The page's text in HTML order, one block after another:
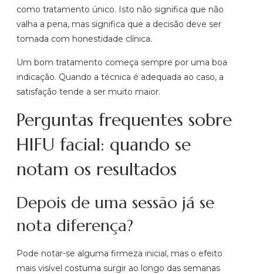
como tratamento único. Isto não significa que não
valha a pena, mas significa que a decisão deve ser
tomada com honestidade clínica.
Um bom tratamento começa sempre por uma boa
indicação. Quando a técnica é adequada ao caso, a
satisfação tende a ser muito maior.
Perguntas frequentes sobre
HIFU facial: quando se
notam os resultados
Depois de uma sessão já se
nota diferença?
Pode notar-se alguma firmeza inicial, mas o efeito
mais visível costuma surgir ao longo das semanas